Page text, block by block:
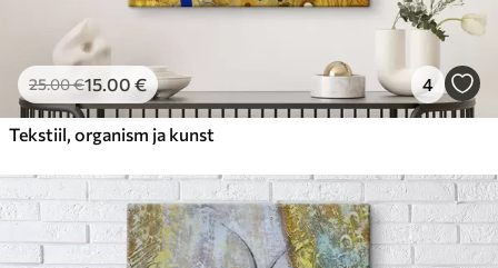
25.00€15.00 € 4
Tekstiil, organism ja kunst